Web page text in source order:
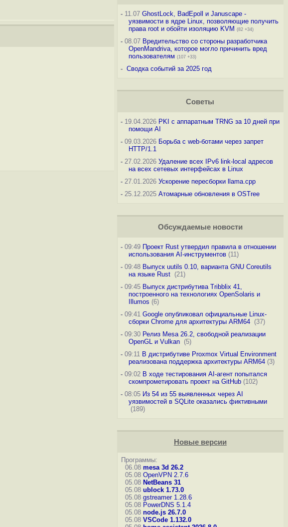
-11.07 GhostLock, BadEpoll и Januscape -
уязвимости в ядре Linux, позволяющие получить
права root и обойти изоляцию KVM (82 +34)
-08.07 Вредительство со стороны разработчика
OpenMandriva, которое могло причинить вред
пользователям (107 +33)
- Сводка событий за 2025 год
Советы
-19.04.2026 PKI с аппаратным TRNG за 10 дней при
помощи AI
-09.03.2026 Борьба с web-ботами через запрет
HTTP/1.1
-27.02.2026 Удаление всех IPv6 link-local адресов
на всех сетевых интерфейсах в Linux
-27.01.2026 Ускорение пересборки llama.cpp
-25.12.2025 Атомарные обновления в OSTree
Обсуждаемые новости
-09:49 Проект Rust утвердил правила в отношении
использования AI-инструментов(11)
-09:48 Выпуск uutils 0.10, варианта GNU Coreutils
на языке Rust (21)
-09:45 Выпуск дистрибутива Tribblix 41,
построенного на технологиях OpenSolaris и
Illumos (6)
-09:41 Google опубликовал официальные Linux-
сборки Chrome для архитектуры ARM64 (37)
-09:30 Релиз Mesa 26.2, свободной реализации
OpenGL и Vulkan (5)
-09:11 В дистрибутиве Proxmox Virtual Environment
реализована поддержка архитектуры ARM64(3)
-09:02 В ходе тестирования AI-агент попытался
скомпрометировать проект на GitHub(102)
-08:05 Из 54 из 55 выявленных через AI
уязвимостей в SQLite оказались фиктивными
(189)
Новые версии
Программы:
06.08 mesa 3d 26.2
05.08 OpenVPN 2.7.6
05.08 NetBeans 31
05.08 ublock 1.73.0
05.08 gstreamer 1.28.6
05.08 PowerDNS 5.1.4
05.08 node.js 26.7.0
05.08 VSCode 1.132.0